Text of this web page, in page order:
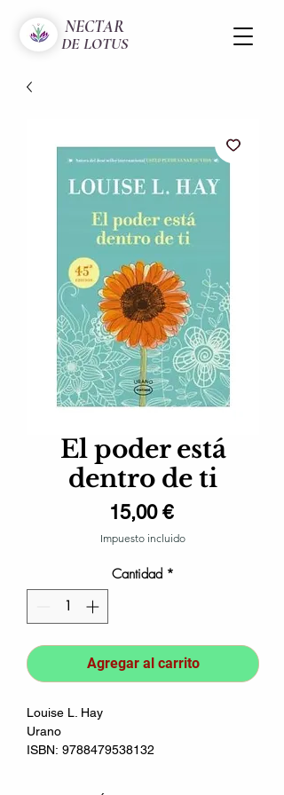
NECTAR
DE LOTUS
El poder está
dentro de ti
15,00 €Precio
Impuesto incluido
Cantidad *
Agregar al carrito
Louise L. Hay
Urano
ISBN: 9788479538132